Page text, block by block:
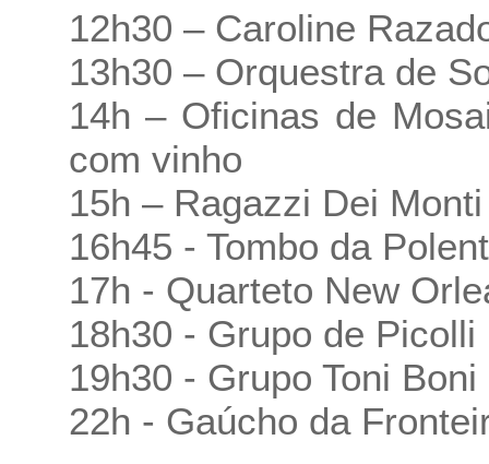
12h30 – Caroline
13h30 – Orquestra de
14h – Oficinas de
com vinho
15h – Ragazzi Dei Monti
16h45 - Tombo da
17h - Quarteto New
18h30 - Grupo de Picolli
19h30 - Grupo Toni
22h - Gaúcho da